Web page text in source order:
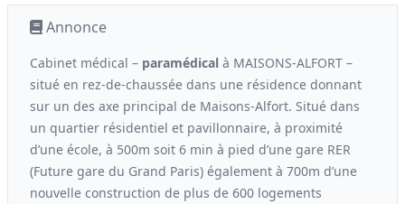
Annonce
Cabinet médical – paramédical à MAISONS-ALFORT –
situé en rez-de-chaussée dans une résidence donnant
sur un des axe principal de Maisons-Alfort. Situé dans
un quartier résidentiel et pavillonnaire, à proximité
d’une école, à 500m soit 6 min à pied d’une gare RER
(Future gare du Grand Paris) également à 700m d’une
nouvelle construction de plus de 600 logements